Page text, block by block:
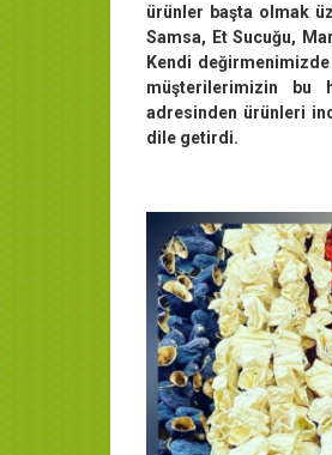
ürünler başta olmak
Samsa, Et Sucuğu,
Kendi
müşterilerimizin bu
adresinden ürünleri
dile getirdi.